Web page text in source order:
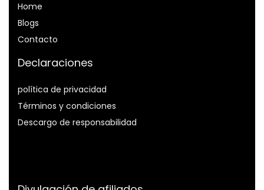
Home
Blogs
Contacto
Declaraciones
política de privacidad
Términos y condiciones
Descargo de responsabilidad